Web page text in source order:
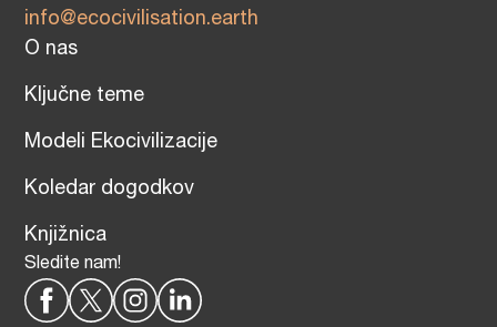
info@ecocivilisation.earth
O nas
Ključne teme
Modeli Ekocivilizacije
Koledar dogodkov
Knjižnica
Sledite nam!